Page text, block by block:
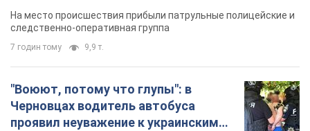
протокол. Видео
На место происшествия прибыли патрульные полицейские и
следственно-оперативная группа
7 годин тому 9,9 т.
"Воюют, потому что глупы": в
Черновцах водитель автобуса
проявил неуважение к украинским